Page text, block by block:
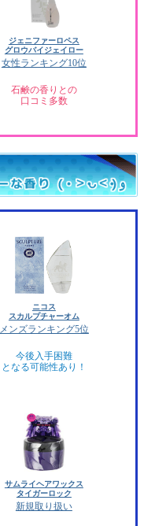
ジェニファーロペス
グロウバイジェイロー
女性ランキング10位
石鹸の香りとの
口コミ多数
ニコス
スカルプチャーオム
メンズランキング5位
今後入手困難
となる可能性あり！
サムライヘアワックス
タイガーロック
新規取り扱い